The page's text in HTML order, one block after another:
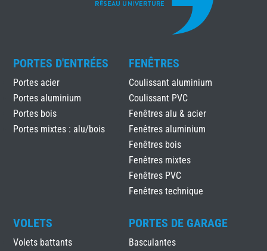
PORTES D'ENTRÉES
Portes acier
Portes aluminium
Portes bois
Portes mixtes : alu/bois
FENÊTRES
Coulissant aluminium
Coulissant PVC
Fenêtres alu & acier
Fenêtres aluminium
Fenêtres bois
Fenêtres mixtes
Fenêtres PVC
Fenêtres technique
VOLETS
Volets battants
PORTES DE GARAGE
Basculantes